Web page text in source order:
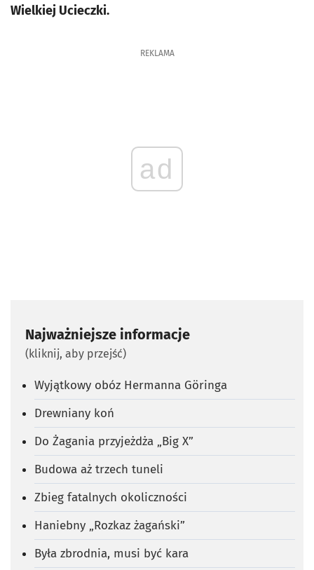
Wielkiej Ucieczki.
REKLAMA
ad
Najważniejsze informacje
(kliknij, aby przejść)
Wyjątkowy obóz Hermanna Göringa
Drewniany koń
Do Żagania przyjeżdża „Big X”
Budowa aż trzech tuneli
Zbieg fatalnych okoliczności
Haniebny „Rozkaz żagański”
Była zbrodnia, musi być kara